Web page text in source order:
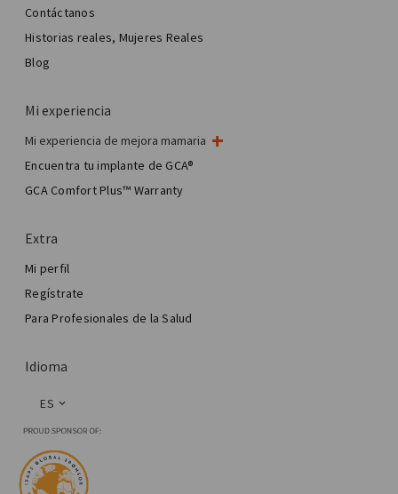
Contáctanos
Historias reales, Mujeres Reales
Blog
Mi experiencia
Mi experiencia de mejora mamaria
Mi cirugía de mama
Cirugía estética mamaria
Total Breast Reconstruction™
Encuentra tu implante de GCA®
GCA Comfort Plus™ Warranty
Extra
Mi perfil
Regístrate
Para Profesionales de la Salud
Idioma
ES